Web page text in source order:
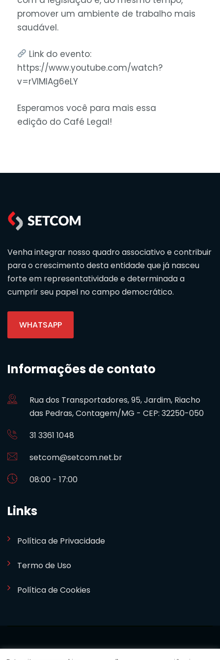
promover um ambiente de trabalho mais
saudável.
Link do evento:
https://www.youtube.com/watch?
v=rVlMlAg6eLY
Esperamos você para mais essa
edição do Café Legal!
Venha integrar nosso quadro associativo e contribuir
para o crescimento desta entidade que já nasceu
forte em representatividade e determinada a
cumprir seu papel no campo democrático.
WHATSAPP
Informações de contato
Rua dos Transportadores, 95, Jardim, Riacho
das Pedras, Contagem/MG - CEP: 32250-050
31 3361 1048
setcom@setcom.net.br
08:00 - 17:00
Links
Política de Privacidade
Termo de Uso
Política de Cookies